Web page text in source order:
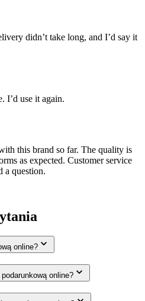
didn’t take long, and I’d say it
I’d use it again.
this brand so far. The quality is
as expected. Customer service
a question.
online?
online?